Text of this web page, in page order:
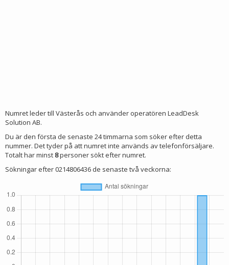
Numret leder till Västerås och använder operatören LeadDesk
Solution AB.
Du är den första de senaste 24 timmarna som söker efter detta
nummer. Det tyder på att numret inte används av telefonförsäljare.
Totalt har minst 8personer sökt efter numret.
Sökningar efter 0214806436 de senaste två veckorna: